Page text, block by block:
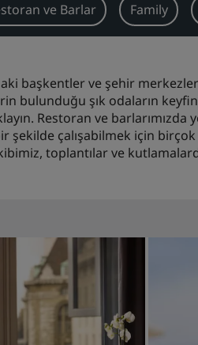
ve Barlar Family
başkentler ve şehir
bulunduğu şık odaların
Restoran ve
şekilde çalışabilmek için
toplantılar ve